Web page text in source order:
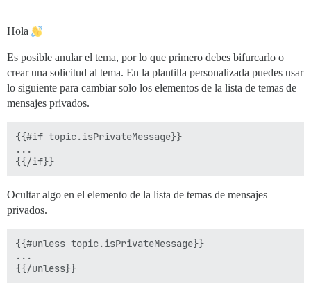
Hola
Es posible anular el tema, por lo que primero debes bifurcarlo o
crear una solicitud al tema. En la plantilla personalizada puedes usar
lo siguiente para cambiar solo los elementos de la lista de temas de
mensajes privados.
{{#if topic.isPrivateMessage}}
...
Ocultar algo en el elemento de la lista de temas de mensajes
privados.
{{#unless topic.isPrivateMessage}}
...